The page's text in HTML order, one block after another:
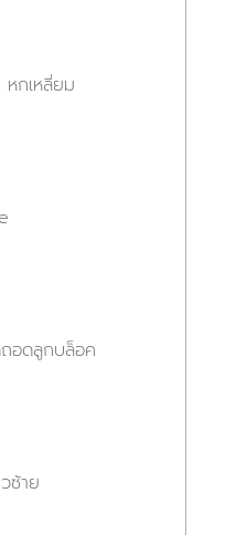
กเหลี่ยม
อดลูกบล็อค
ซ้าย